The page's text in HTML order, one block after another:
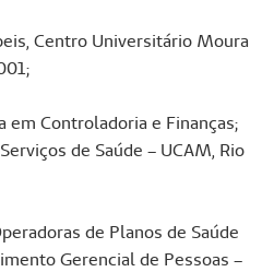
Centro Universitário Moura
em Controladoria e Finanças;
de Saúde – UCAM, Rio
de Planos de Saúde
Gerencial de Pessoas –